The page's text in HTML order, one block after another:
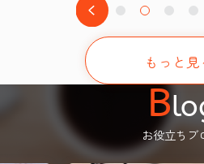
もっと見
B
お役立ちブ